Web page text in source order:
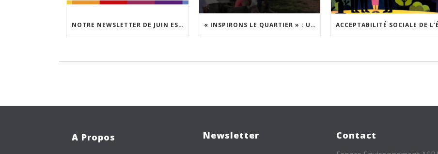
NOTRE NEWSLETTER DE JUIN EST EN LIGNE ! « INSPIRONS LE QUARTIER » : UN NOUVEL APPEL À PROJETS EST LANCÉ !
A Propos Newsletter Contact